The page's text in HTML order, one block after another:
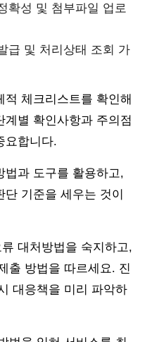
확성 및 첨부파일 업로
급 및 처리상태 조회 가
체크리스트를 확인해
별 확인사항과 주의점
요합니다.
법과 도구를 활용하고,
기준을 세우는 것이
대처방법을 숙지하고,
출 방법을 따르세요. 진
대응책을 미리 파악하